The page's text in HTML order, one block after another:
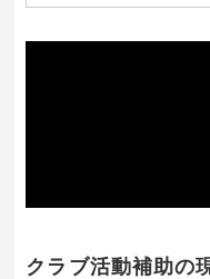
クラブ活動補助の